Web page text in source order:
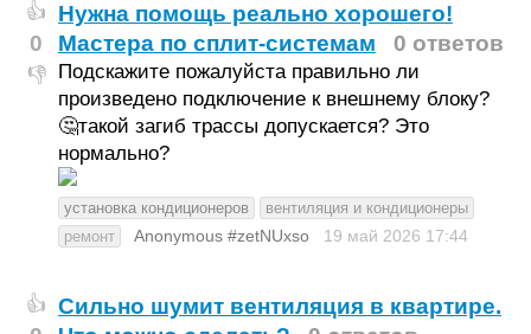
👍
0
👎
Нужна помощь реально хорошего!
Мастера по сплит-системам
0 ответов
Подскажите пожалуйста правильно ли
произведено подключение к внешнему блоку?
🤔такой загиб трассы допускается? Это
нормально?
установка кондиционеров
вентиляция и кондиционеры
ремонт
Anonymous #zetNUxso 19 май 2026 17:44
👍 Сильно шумит вентиляция в квартире.